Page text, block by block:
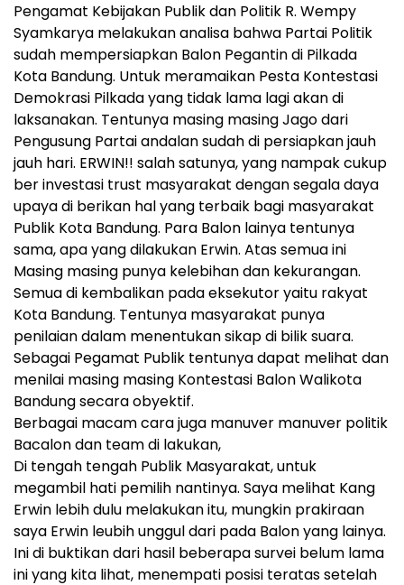
Pengamat Kebijakan Publik dan Politik R. Wempy
Syamkarya melakukan analisa bahwa Partai Politik
sudah mempersiapkan Balon Pegantin di Pilkada
Kota Bandung. Untuk meramaikan Pesta Kontestasi
Demokrasi Pilkada yang tidak lama lagi akan di
laksanakan. Tentunya masing masing Jago dari
Pengusung Partai andalan sudah di persiapkan jauh
jauh hari. ERWIN!! salah satunya, yang nampak cukup
ber investasi trust masyarakat dengan segala daya
upaya di berikan hal yang terbaik bagi masyarakat
Publik Kota Bandung. Para Balon lainya tentunya
sama, apa yang dilakukan Erwin. Atas semua ini
Masing masing punya kelebihan dan kekurangan.
Semua di kembalikan pada eksekutor yaitu rakyat
Kota Bandung. Tentunya masyarakat punya
penilaian dalam menentukan sikap di bilik suara.
Sebagai Pegamat Publik tentunya dapat melihat dan
menilai masing masing Kontestasi Balon Walikota
Bandung secara obyektif.
Berbagai macam cara juga manuver manuver politik
Bacalon dan team di lakukan,
Di tengah tengah Publik Masyarakat, untuk
megambil hati pemilih nantinya. Saya melihat Kang
Erwin lebih dulu melakukan itu, mungkin prakiraan
saya Erwin leubih unggul dari pada Balon yang lainya.
Ini di buktikan dari hasil beberapa survei belum lama
ini yang kita lihat, menempati posisi teratas setelah